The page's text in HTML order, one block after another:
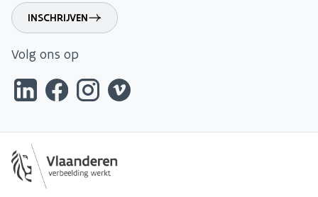
INSCHRIJVEN
Volg ons op